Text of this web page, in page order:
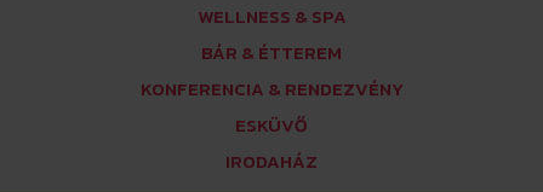
WELLNESS & SPA
BÁR & ÉTTEREM
KONFERENCIA & RENDEZVÉNY
ESKÜVŐ
IRODAHÁZ